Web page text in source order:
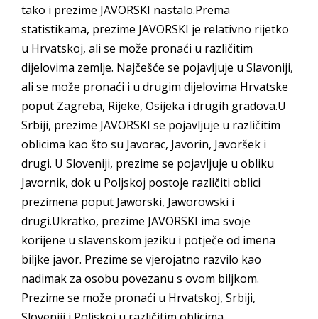
tako i prezime JAVORSKI nastalo.Prema
statistikama, prezime JAVORSKI je relativno rijetko
u Hrvatskoj, ali se može pronaći u različitim
dijelovima zemlje. Najčešće se pojavljuje u Slavoniji,
ali se može pronaći i u drugim dijelovima Hrvatske
poput Zagreba, Rijeke, Osijeka i drugih gradova.U
Srbiji, prezime JAVORSKI se pojavljuje u različitim
oblicima kao što su Javorac, Javorin, Javoršek i
drugi. U Sloveniji, prezime se pojavljuje u obliku
Javornik, dok u Poljskoj postoje različiti oblici
prezimena poput Jaworski, Jaworowski i
drugi.Ukratko, prezime JAVORSKI ima svoje
korijene u slavenskom jeziku i potječe od imena
biljke javor. Prezime se vjerojatno razvilo kao
nadimak za osobu povezanu s ovom biljkom.
Prezime se može pronaći u Hrvatskoj, Srbiji,